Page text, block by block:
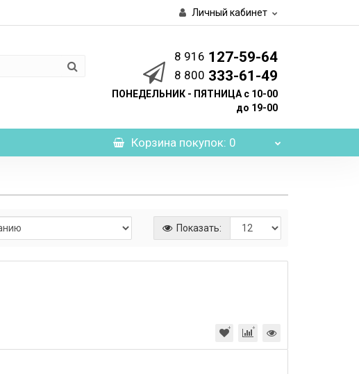
Личный кабинет
8 916 127-59-64
8 800 333-61-49
ПОНЕДЕЛЬНИК - ПЯТНИЦА с 10-00
до 19-00
Корзинапокупок: 0
Показать: